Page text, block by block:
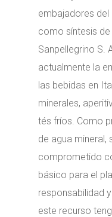
embajadores del
como síntesis de
Sanpellegrino S.
actualmente la
las bebidas en
minerales,
tés fríos. Como
de agua mineral,
comprometido
básico para el
responsabilidad
este recurso